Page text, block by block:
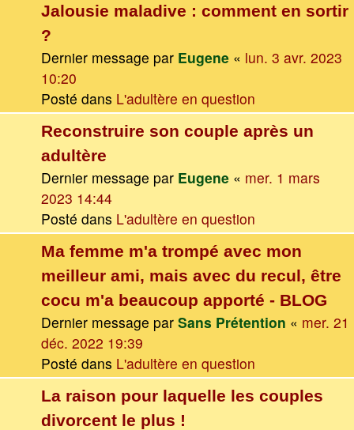
Jalousie maladive : comment en sortir
?
Dernier message par Eugene « lun. 3 avr. 2023
10:20
Posté dans L'adultère en question
Reconstruire son couple après un
adultère
Dernier message par Eugene « mer. 1 mars
2023 14:44
Posté dans L'adultère en question
Ma femme m'a trompé avec mon
meilleur ami, mais avec du recul, être
cocu m'a beaucoup apporté - BLOG
Dernier message par Sans Prétention « mer. 21
déc. 2022 19:39
Posté dans L'adultère en question
La raison pour laquelle les couples
divorcent le plus !